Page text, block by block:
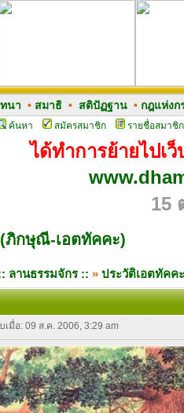
นา • สมาธิ• สติปัฏฐาน• กฎแห่งก
ค้นหา สมัครสมาชิก รายชื่อสมาชิก
ได้ทำการย้ายไปเ
15
ภิกษุณี-เอตทัคคะ)
ลานธรรมจักร :: » ประวัติเอตทัคค
เมื่อ: 09 ส.ค. 2006, 3:29 am